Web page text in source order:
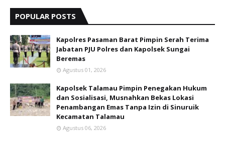
POPULAR POSTS
Kapolres Pasaman Barat Pimpin Serah Terima
Jabatan PJU Polres dan Kapolsek Sungai
Beremas
Agustus 01, 2026
Kapolsek Talamau Pimpin Penegakan Hukum
dan Sosialisasi, Musnahkan Bekas Lokasi
Penambangan Emas Tanpa Izin di Sinuruik
Kecamatan Talamau
Agustus 06, 2026